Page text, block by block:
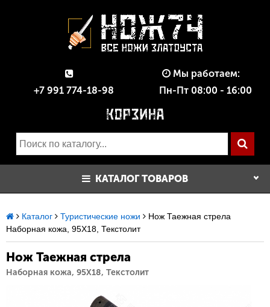
+7 991 774-18-98
Мы работаем:
Пн-Пт 08:00 - 16:00
КАТАЛОГ ТОВАРОВ
Каталог Туристические ножи
Нож Таежная стрела
Наборная кожа, 95Х18, Текстолит
Нож Таежная стрела
Наборная кожа, 95Х18, Текстолит